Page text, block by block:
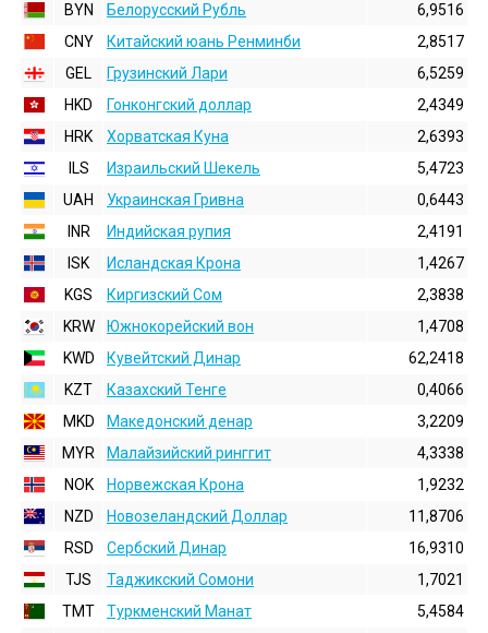
BYN
Белорусский Рубль
6,9516
CNY
Китайский юань Ренминби
2,8517
GEL
Грузинский Лари
6,5259
HKD
Гонконгский доллаp
2,4349
HRK
Хорватская Куна
2,6393
ILS
Израильский Шекель
5,4723
UAH
Украинская Гривна
0,6443
INR
Индийская pупия
2,4191
ISK
Исландская Крона
1,4267
KGS
Киргизский Сом
2,3838
KRW
Южнокорейский вон
1,4708
KWD
Кувейтский Динар
62,2418
KZT
Казахский Тенге
0,4066
MKD
Македонский денар
3,2209
MYR
Малайзийский ринггит
4,3338
NOK
Норвежская Крона
1,9232
NZD
Новозеландский Доллар
11,8706
RSD
Сербский Динар
16,9310
TJS
Таджикский Сомони
1,7021
TMT
Туркменский Манат
5,4584